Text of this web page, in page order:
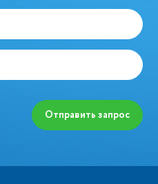
Отправить запрос